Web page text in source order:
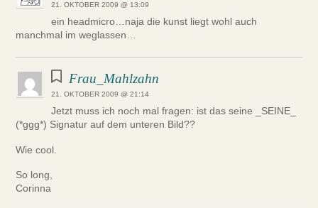
21. OKTOBER 2009 @ 13:09
ein headmicro…naja die kunst liegt wohl auch
manchmal im weglassen…
Frau_Mahlzahn
21. OKTOBER 2009 @ 21:14
Jetzt muss ich noch mal fragen: ist das seine _SEINE_
(*ggg*) Signatur auf dem unteren Bild??
Wie cool.
So long,
Corinna